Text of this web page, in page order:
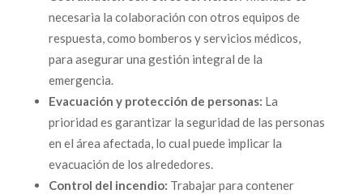
necesaria la colaboración con otros equipos de
respuesta, como bomberos y servicios médicos,
para asegurar una gestión integral de la
emergencia.
Evacuación y protección de personas: La
prioridad es garantizar la seguridad de las personas
en el área afectada, lo cual puede implicar la
evacuación de los alrededores.
Control del incendio: Trabajar para contener